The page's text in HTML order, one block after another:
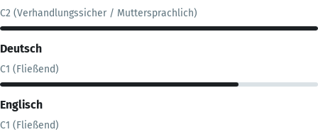
C2 (Verhandlungssicher / Muttersprachlich)
Deutsch
C1 (Fließend)
Englisch
C1 (Fließend)